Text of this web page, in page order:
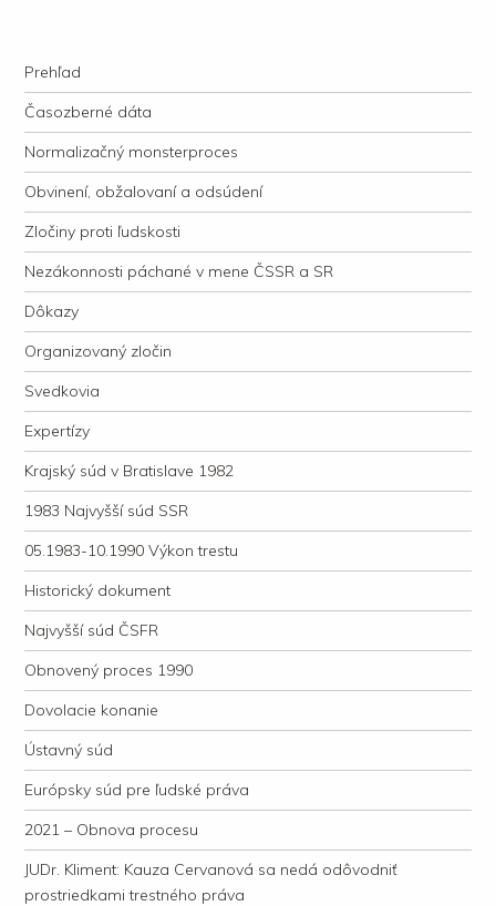
justície
Navigation
Skip to content
Prehľad
Časozberné dáta
Normalizačný monsterproces
Obvinení, obžalovaní a odsúdení
Zločiny proti ľudskosti
Nezákonnosti páchané v mene ČSSR a SR
Dôkazy
Organizovaný zločin
Svedkovia
Expertízy
Krajský súd v Bratislave 1982
1983 Najvyšší súd SSR
05.1983-10.1990 Výkon trestu
Historický dokument
Najvyšší súd ČSFR
Obnovený proces 1990
Dovolacie konanie
Ústavný súd
Európsky súd pre ľudské práva
2021 – Obnova procesu
JUDr. Kliment: Kauza Cervanová sa nedá odôvodniť
prostriedkami trestného práva